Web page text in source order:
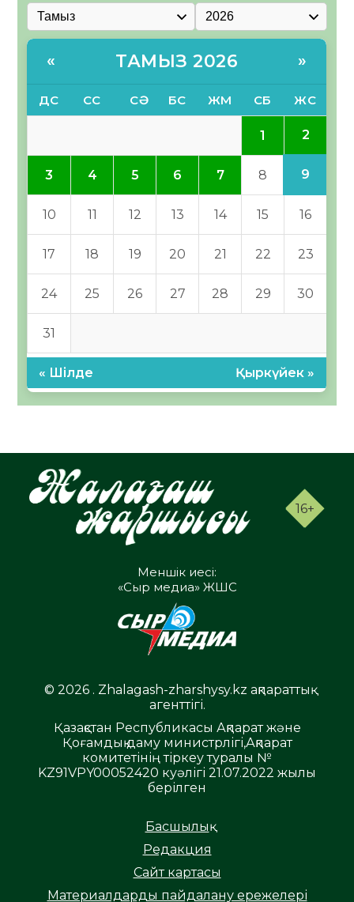
« ТАМЫЗ 2026 »
ДС СС СӘ БС ЖМ СБ ЖС
1 2
3 4 5 6 7 8 9
10 11 12 13 14 15 16
17 18 19 20 21 22 23
24 25 26 27 28 29 30
31
« Шілде Қыркүйек »
16+
Меншік иесі:
«Сыр медиа» ЖШС
© 2026 . Zhalagash-zharshysy.kz ақпараттық
агенттігі.
Қазақстан Республикасы Ақпарат және
Қоғамдық даму министрлігі,Ақпарат
комитетінің тіркеу туралы №
KZ91VPY00052420 куәлігі 21.07.2022 жылы
берілген
Басшылық
Редакция
Сайт картасы
Материалдарды пайдалану ережелері